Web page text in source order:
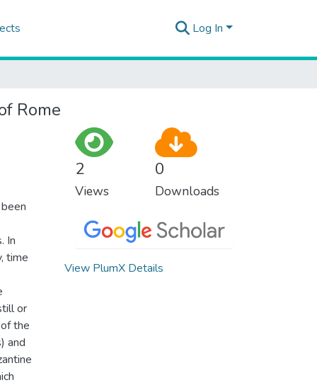
Log In
Rome
In
time
or
the
and
2
Views
0
Downloads
View PlumX Details